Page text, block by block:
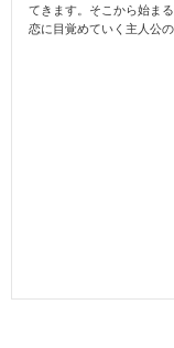
てきます。そこから始ま
恋に目覚めていく主人公の